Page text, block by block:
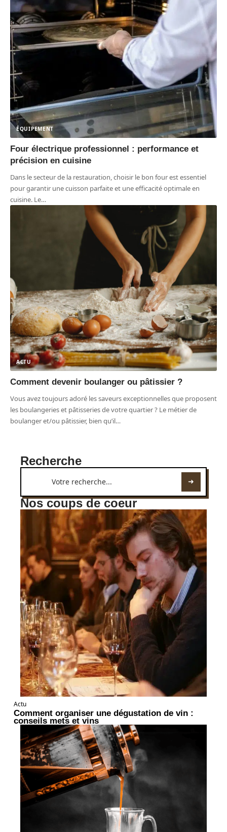
ÉQUIPEMENT
Four électrique professionnel : performance et
précision en cuisine
Dans le secteur de la restauration, choisir le bon four est essentiel
pour garantir une cuisson parfaite et une efficacité optimale en
cuisine. Le…
ACTU
Comment devenir boulanger ou pâtissier ?
Vous avez toujours adoré les saveurs exceptionnelles que proposent
les boulangeries et pâtisseries de votre quartier ? Le métier de
boulanger et/ou pâtissier, bien qu’il…
Recherche
Nos coups de coeur
Actu
Comment organiser une dégustation de vin :
conseils mets et vins